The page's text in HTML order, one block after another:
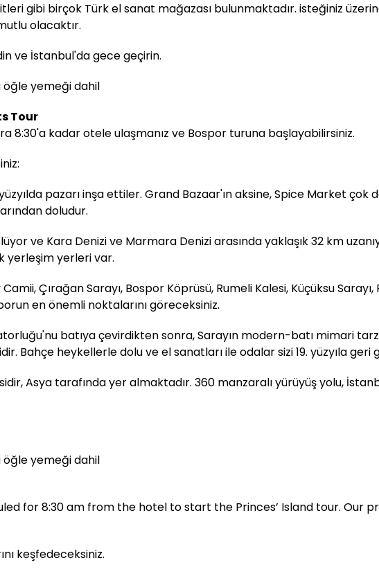
gibi birçok Türk el sanat mağazası bulunmaktadır. isteğiniz
olacaktır.
ve İstanbul'da gece geçirin.
yemeği dahil
Tour
8:30'a kadar otele ulaşmanız ve Bospor turuna başlayabilirsiniz.
pazarı inşa ettiler. Grand Bazaar'ın aksine, Spice Market çok
doludur.
ve Kara Denizi ve Marmara Denizi arasında yaklaşık 32 km
yerleşim yerleri var.
Çırağan Sarayı, Bospor Köprüsü, Rumeli Kalesi, Küçüksu
en önemli noktalarını göreceksiniz.
batıya çevirdikten sonra, Sarayın modern-batı mimari
Bahçe heykellerle dolu ve el sanatları ile odalar sizi 19. yüzyıla geri
Asya tarafında yer almaktadır. 360 manzaralı yürüyüş yolu,
yemeği dahil
for 8:30 am from the hotel to start the Princes’ Island tour. Our
keşfedeceksiniz.